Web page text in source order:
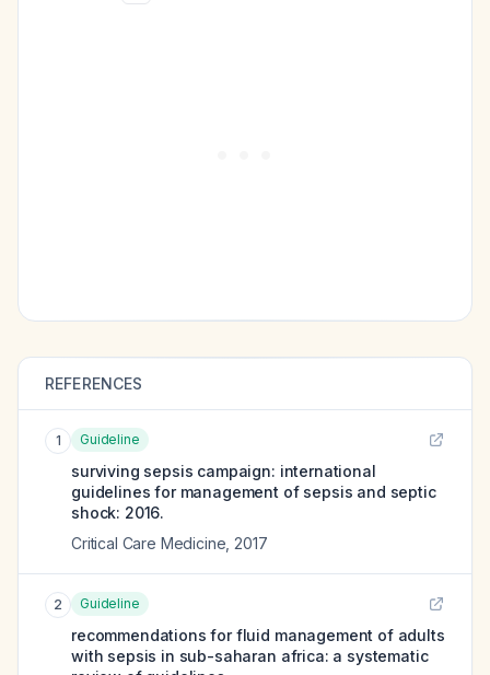
REFERENCES
1 Guideline
surviving sepsis campaign: international
guidelines for management of sepsis and septic
shock: 2016.
Critical Care Medicine 2017
2 Guideline
recommendations for fluid management of adults
with sepsis in sub-saharan africa: a systematic